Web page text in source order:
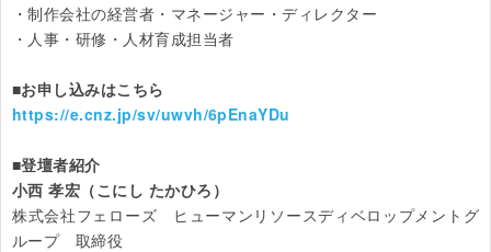
・制作会社の経営者・マネージャー・ディレクター
・人事・研修・人材育成担当者
■お申し込みはこちら
https://e.cnz.jp/sv/uwvh/6pEnaYDu
■登壇者紹介
小西 孝宏（こにし たかひろ）
株式会社フェローズ　ヒューマンリソースディベロップメントグ
ループ　取締役